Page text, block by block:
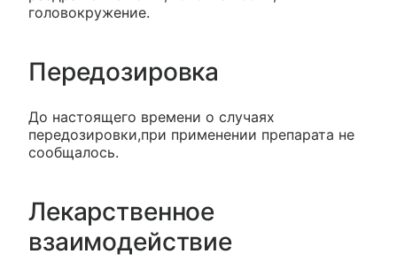
головокружение.
Передозировка
До настоящего времени о случаях
передозировки,при применении препарата не
сообщалось.
Лекарственное
взаимодействие